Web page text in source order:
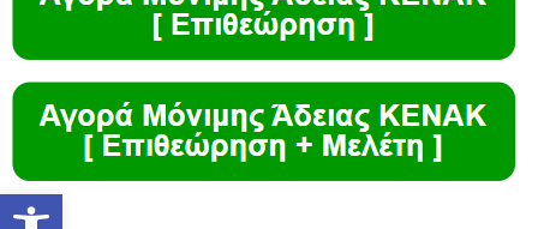
Ανοίξτε τη γραμμή εργαλείων